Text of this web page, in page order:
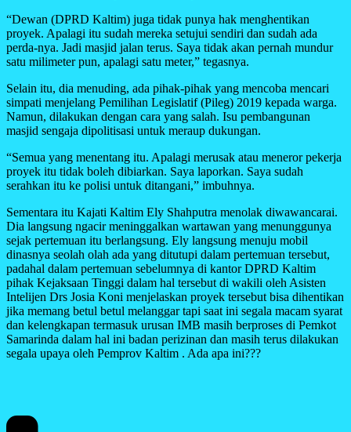
“Dewan (DPRD Kaltim) juga tidak punya hak menghentikan
proyek. Apalagi itu sudah mereka setujui sendiri dan sudah ada
perda-nya. Jadi masjid jalan terus. Saya tidak akan pernah mundur
satu milimeter pun, apalagi satu meter,” tegasnya.
Selain itu, dia menuding, ada pihak-pihak yang mencoba mencari
simpati menjelang Pemilihan Legislatif (Pileg) 2019 kepada warga.
Namun, dilakukan dengan cara yang salah. Isu pembangunan
masjid sengaja dipolitisasi untuk meraup dukungan.
“Semua yang menentang itu. Apalagi merusak atau meneror pekerja
proyek itu tidak boleh dibiarkan. Saya laporkan. Saya sudah
serahkan itu ke polisi untuk ditangani,” imbuhnya.
Sementara itu Kajati Kaltim Ely Shahputra menolak diwawancarai.
Dia langsung ngacir meninggalkan wartawan yang menunggunya
sejak pertemuan itu berlangsung. Ely langsung menuju mobil
dinasnya seolah olah ada yang ditutupi dalam pertemuan tersebut,
padahal dalam pertemuan sebelumnya di kantor DPRD Kaltim
pihak Kejaksaan Tinggi dalam hal tersebut di wakili oleh Asisten
Intelijen Drs Josia Koni menjelaskan proyek tersebut bisa dihentikan
jika memang betul betul melanggar tapi saat ini segala macam syarat
dan kelengkapan termasuk urusan IMB masih berproses di Pemkot
Samarinda dalam hal ini badan perizinan dan masih terus dilakukan
segala upaya oleh Pemprov Kaltim . Ada apa ini???